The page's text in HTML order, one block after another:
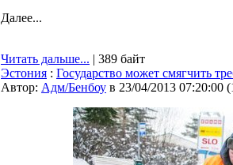
Далее...
Читать дальше... | 389 байт
Эстония : Государство может смягчить
Автор: Адм/Бенбоу в 23/04/2013 07:20:00 (